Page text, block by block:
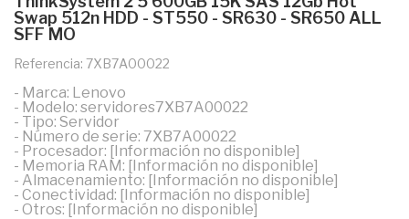
Swap 512n HDD - ST550 - SR630 - SR650 ALL
SFF MO
Referencia: 7XB7A00022
- Marca: Lenovo
- Modelo: servidores7XB7A00022
- Tipo: Servidor
- Número de serie: 7XB7A00022
- Procesador: [Información no disponible]
- Memoria RAM: [Información no disponible]
- Almacenamiento: [Información no disponible]
- Conectividad: [Información no disponible]
- Otros: [Información no disponible]